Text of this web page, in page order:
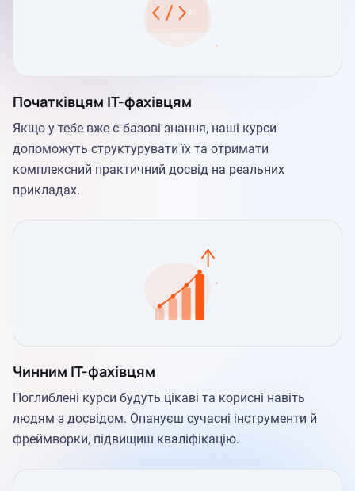
Початківцям IT-фахівцям
Якщо у тебе вже є базові знання, наші курси
допоможуть структурувати їх та отримати
комплексний практичний досвід на реальних
прикладах.
Чинним IT-фахівцям
Поглиблені курси будуть цікаві та корисні навіть
людям з досвідом. Опануєш сучасні інструменти й
фреймворки, підвищиш кваліфікацію.